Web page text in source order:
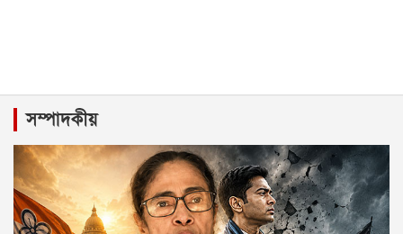
সম্পাদকীয়